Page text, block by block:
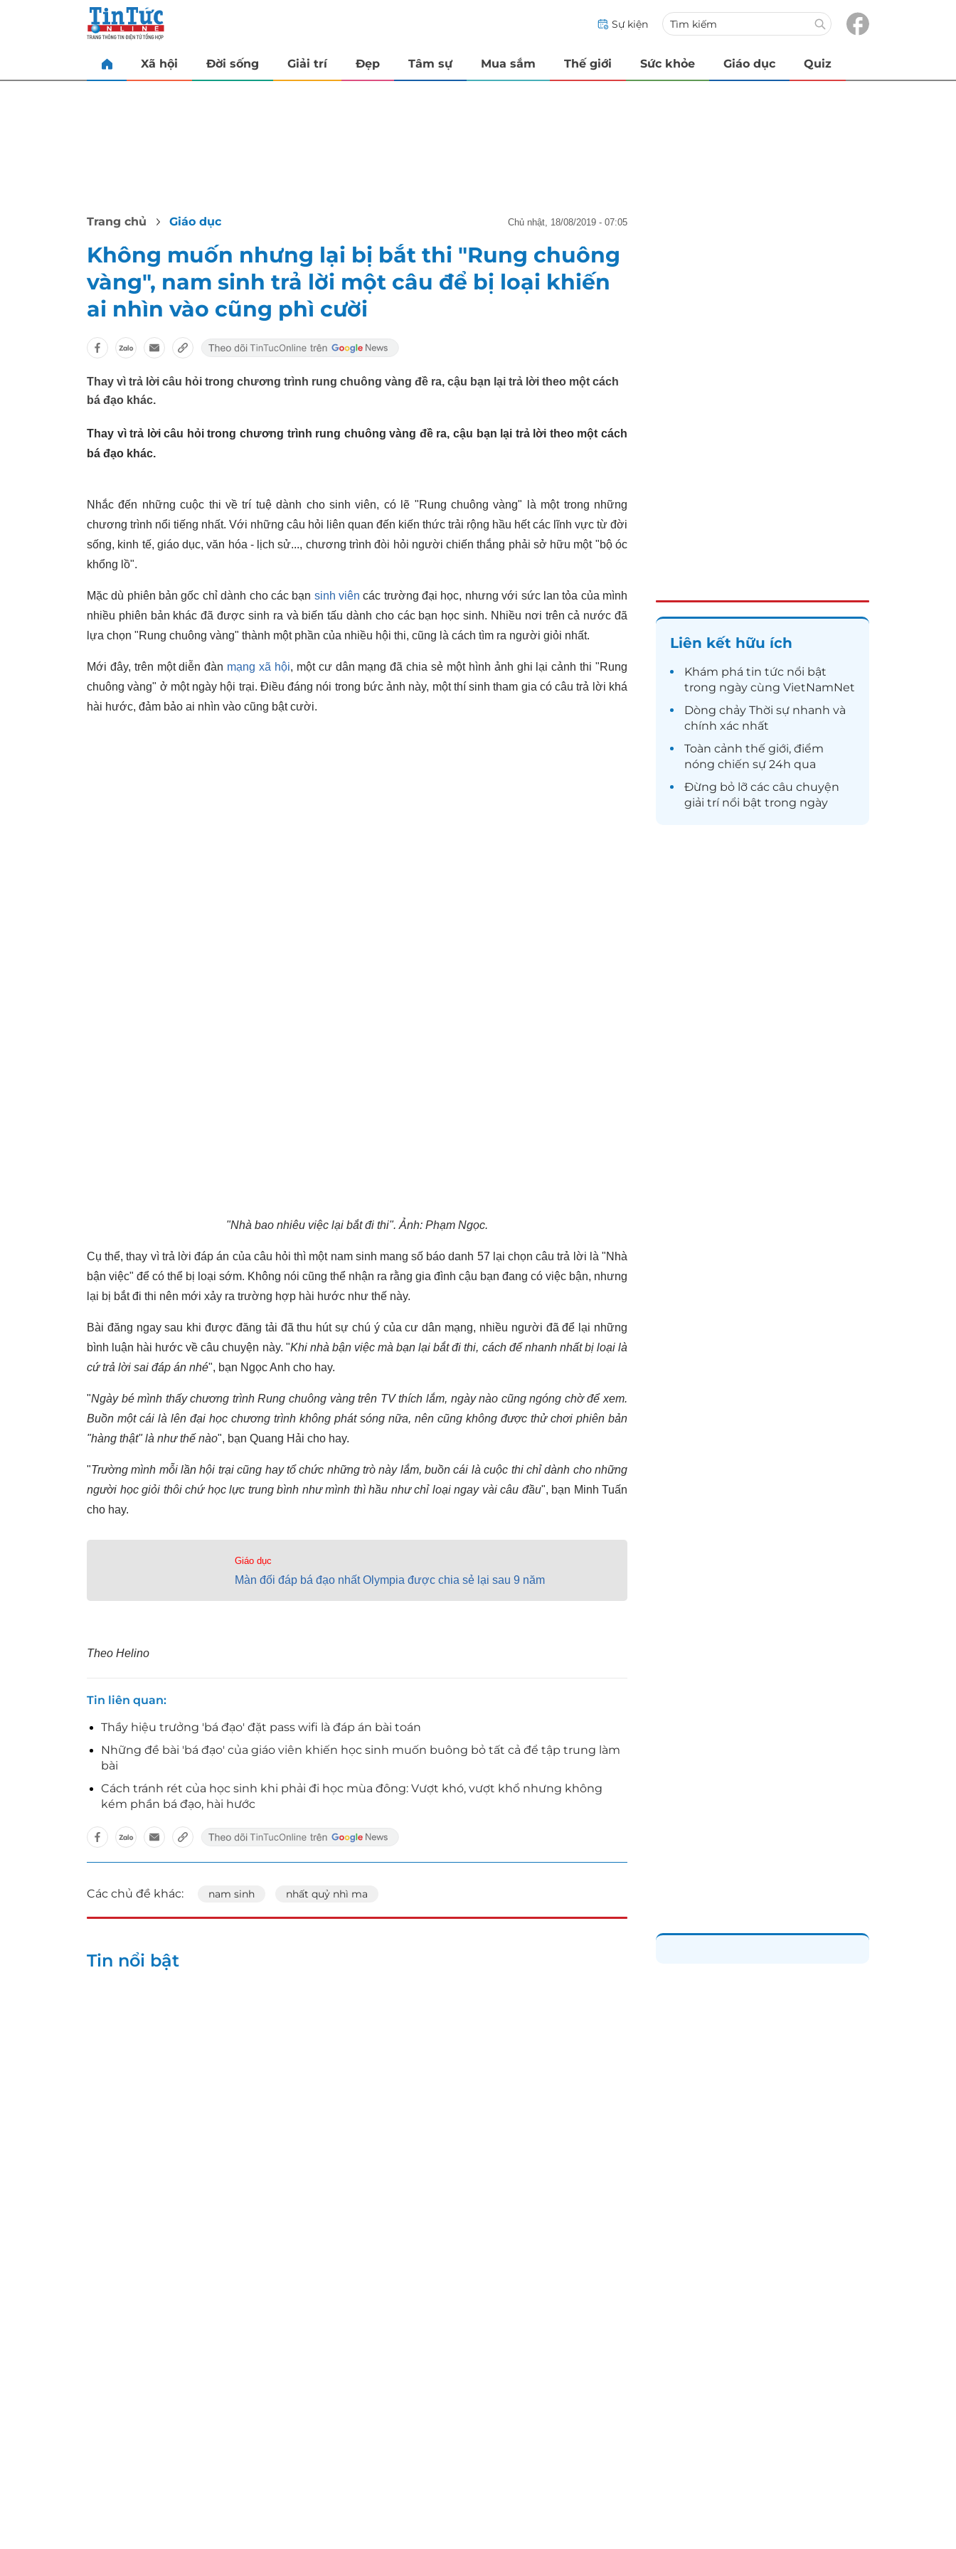
Sự kiện
Xã hội Đời sống Giải trí Đẹp Tâm sự Mua sắm Thế giới Sức khỏe Giáo dục Quiz
Trang chủ Giáo dục chủ nhật, 18/08/2019 - 07:05
Không muốn nhưng lại bị bắt thi "Rung chuông
vàng", nam sinh trả lời một câu để bị loại khiến
ai nhìn vào cũng phì cười
Thay vì trả lời câu hỏi trong chương trình rung chuông vàng đề ra, cậu bạn lại trả lời theo một cách
bá đạo khác.
Thay vì trả lời câu hỏi trong chương trình rung chuông vàng đề ra, cậu bạn lại trả lời theo một cách
bá đạo khác.
Nhắc đến những cuộc thi về trí tuệ dành cho sinh viên, có lẽ "Rung chuông vàng" là một trong những
chương trình nổi tiếng nhất. Với những câu hỏi liên quan đến kiến thức trải rộng hầu hết các lĩnh vực từ đời
sống, kinh tế, giáo dục, văn hóa - lịch sử..., chương trình đòi hỏi người chiến thắng phải sở hữu một "bộ óc
khổng lồ".
Mặc dù phiên bản gốc chỉ dành cho các bạn sinh viên các trường đại học, nhưng với sức lan tỏa của mình
nhiều phiên bản khác đã được sinh ra và biến tấu dành cho các bạn học sinh. Nhiều nơi trên cả nước đã
lựa chọn "Rung chuông vàng" thành một phần của nhiều hội thi, cũng là cách tìm ra người giỏi nhất.
Mới đây, trên một diễn đàn mạng xã hội, một cư dân mạng đã chia sẻ một hình ảnh ghi lại cảnh thi "Rung
chuông vàng" ở một ngày hội trại. Điều đáng nói trong bức ảnh này, một thí sinh tham gia có câu trả lời khá
hài hước, đảm bảo ai nhìn vào cũng bật cười.
"Nhà bao nhiêu việc lại bắt đi thi". Ảnh: Phạm Ngọc.
Cụ thể, thay vì trả lời đáp án của câu hỏi thì một nam sinh mang số báo danh 57 lại chọn câu trả lời là "Nhà
bận việc" để có thể bị loại sớm. Không nói cũng thể nhận ra rằng gia đình cậu bạn đang có việc bận, nhưng
lại bị bắt đi thi nên mới xảy ra trường hợp hài hước như thế này.
Bài đăng ngay sau khi được đăng tải đã thu hút sự chú ý của cư dân mạng, nhiều người đã để lại những
bình luận hài hước về câu chuyện này. "Khi nhà bận việc mà bạn lại bắt đi thi, cách để nhanh nhất bị loại là
cứ trả lời sai đáp án nhé", bạn Ngọc Anh cho hay.
"Ngày bé mình thấy chương trình Rung chuông vàng trên TV thích lắm, ngày nào cũng ngóng chờ để xem.
Buồn một cái là lên đại học chương trình không phát sóng nữa, nên cũng không được thử chơi phiên bản
"hàng thật" là như thế nào", bạn Quang Hải cho hay.
"Trường mình mỗi lần hội trại cũng hay tổ chức những trò này lắm, buồn cái là cuộc thi chỉ dành cho những
người học giỏi thôi chứ học lực trung bình như mình thì hầu như chỉ loại ngay vài câu đầu", bạn Minh Tuấn
cho hay.
Giáo dục
Màn đối đáp bá đạo nhất Olympia được chia sẻ lại sau 9 năm
Theo Helino
Tin liên quan
Thầy hiệu trưởng 'bá đạo' đặt pass wifi là đáp án bài toán
Những đề bài 'bá đạo' của giáo viên khiến học sinh muốn buông bỏ tất cả để tập trung làm
bài
Cách tránh rét của học sinh khi phải đi học mùa đông: Vượt khó, vượt khổ nhưng không
kém phần bá đạo, hài hước
Các chủ đề khác: nam sinh nhất quỷ nhì ma
Liên kết hữu ích
Khám phá tin tức nổi bật
trong ngày cùng VietNamNet
Dòng chảy Thời sự nhanh và
chính xác nhất
Toàn cảnh thế giới, điểm
nóng chiến sự 24h qua
Đừng bỏ lỡ các câu chuyện
giải trínổi bật trong ngày
Tin nổi bật